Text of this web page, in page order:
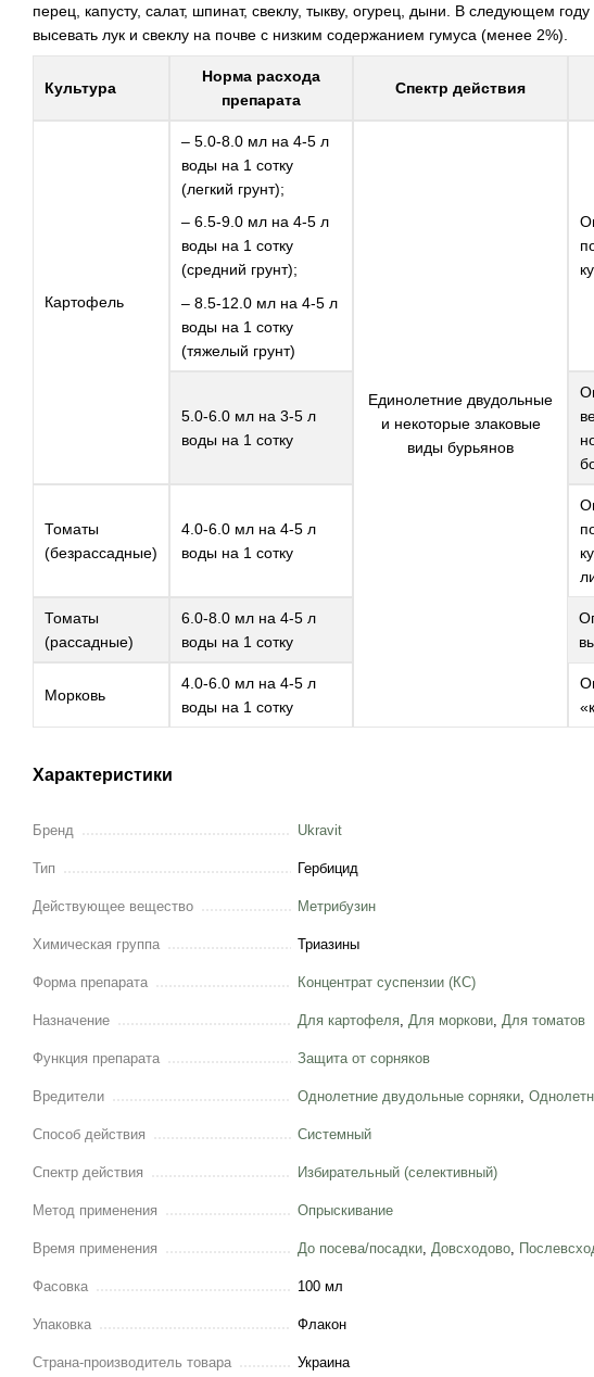
перец, капусту, салат, шпинат, свеклу, тыкву, огурец, дыни. В следующем
высевать лук и свеклу на почве с низким содержанием гумуса (менее 2%).
Культура
Норма расхода
препарата
Спектр действия
Картофель
– 5.0-8.0 мл на 4-5 л
воды на 1 сотку
(легкий грунт);
– 6.5-9.0 мл на 4-5 л
воды на 1 сотку
(средний грунт);
– 8.5-12.0 мл на 4-5 л
воды на 1 сотку
(тяжелый грунт)
Единолетние двудольные
и некоторые злаковые
виды бурьянов
5.0-6.0 мл на 3-5 л
воды на 1 сотку
Томаты
(безрассадные)
4.0-6.0 мл на 4-5 л
воды на 1 сотку
Томаты
(рассадные)
6.0-8.0 мл на 4-5 л
воды на 1 сотку
Морковь
4.0-6.0 мл на 4-5 л
воды на 1 сотку
Характеристики
Бренд Ukravit
Тип Гербицид
Действующее вещество Метрибузин
Химическая группа Триазины
Форма препарата Концентрат суспензии (КС)
Назначение Для картофеля Для моркови Для томатов
Функция препарата Защита от сорняков
Вредители Однолетние двудольные сорняки
Способ действия Системный
Спектр действия Избирательный (селективный)
Метод применения Опрыскивание
Время применения До посева/посадки Довсходово
Фасовка 100 мл
Упаковка Флакон
Страна-производитель товара Украина